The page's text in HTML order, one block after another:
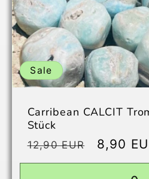
Sale
Carribean CALCIT
Stück
Normaler
Preis
12,90 EUR 8,90